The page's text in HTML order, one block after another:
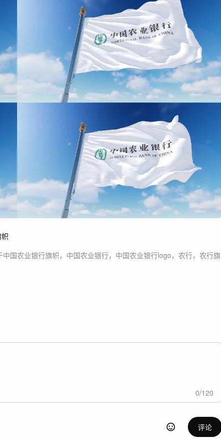
中国农业银行旗帜，中国农业银行，中国农业银行logo，农行，农行旗
0/120
评论